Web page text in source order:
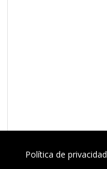
Política de privacidad